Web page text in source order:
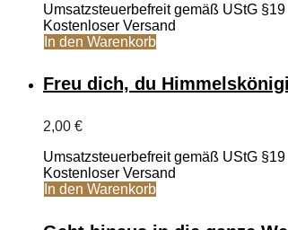
Umsatzsteuerbefreit gemäß UStG §19
Kostenloser Versand
In den Warenkorb
Freu dich, du
2,00 €
Umsatzsteuerbefreit gemäß UStG §19
Kostenloser Versand
In den Warenkorb